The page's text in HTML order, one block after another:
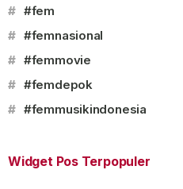
# #fem
# #femnasional
# #femmovie
# #femdepok
# #femmusikindonesia
Widget Pos Terpopuler